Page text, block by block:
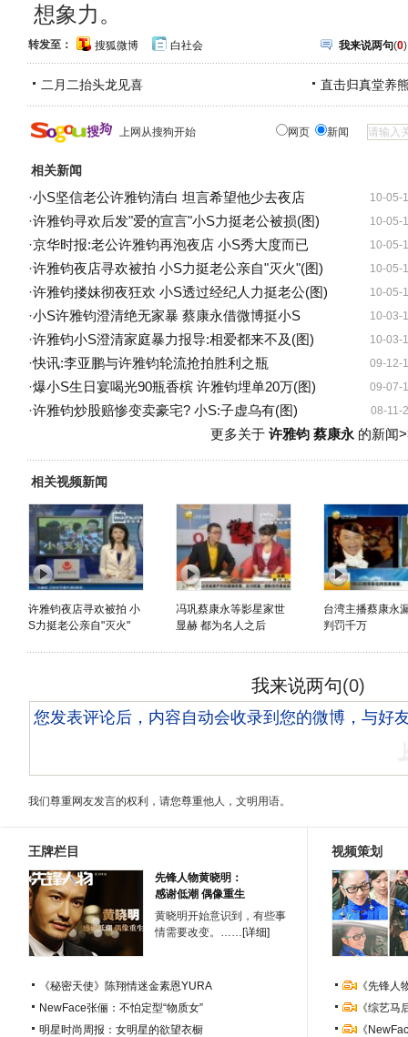
想象力。
转发至： 搜狐微博 白社会 我来说两句(0)
二月二抬头龙见喜 直击归真堂养
上网从搜狗开始 网页 新闻
相关新闻
10-05-
·小S坚信老公许雅钧清白 坦言希望他少去夜店
10-05-
·许雅钧寻欢后发"爱的宣言"小S力挺老公被损(图)
10-05-
·京华时报:老公许雅钧再泡夜店 小S秀大度而已
10-05-
·许雅钧夜店寻欢被拍 小S力挺老公亲自"灭火"(图)
10-05-
·许雅钧搂妹彻夜狂欢 小S透过经纪人力挺老公(图)
10-03-
·小S许雅钧澄清绝无家暴 蔡康永借微博挺小S
10-03-
·许雅钧小S澄清家庭暴力报导:相爱都来不及(图)
09-12-
·快讯:李亚鹏与许雅钧轮流抢拍胜利之瓶
09-07-
·爆小S生日宴喝光90瓶香槟 许雅钧埋单20万(图)
08-11-
·许雅钧炒股赔惨变卖豪宅? 小S:子虚乌有(图)
更多关于 许雅钧 蔡康永 的新闻
相关视频新闻
许雅钧夜店寻欢被拍 小
S力挺老公亲自"灭火"
冯巩蔡康永等影星家世
显赫 都为名人之后
台湾主播蔡康永
判罚千万
我来说两句(0)
我们尊重网友发言的权利，请您尊重他人，文明用语。
王牌栏目
先锋人物黄晓明：
感谢低潮 偶像重生
黄晓明开始意识到，有些事
情需要改变。…… [详细]
《秘密天使》陈翔情迷金素恩YURA
NewFace张俪：不怕定型“物质女”
明星时尚周报：女明星的欲望衣橱
视频策划
《先锋
《综艺
《